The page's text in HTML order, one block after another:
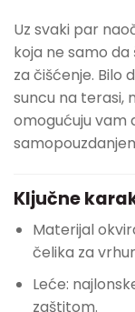
Uz svaki par
koja ne samo
za čišćenje. Bilo
suncu na terasi,
omogućuju vam
Ključne
Materijal
čelika za
Leće:
zaštitom.